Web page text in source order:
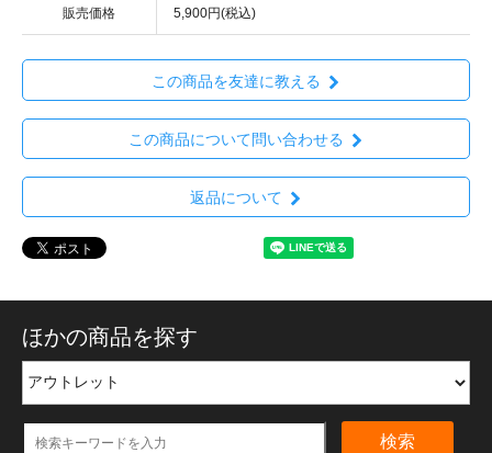
販売価格 5,900円(税込)
この商品を友達に教える
この商品について問い合わせる
返品について
ほかの商品を探す
検索